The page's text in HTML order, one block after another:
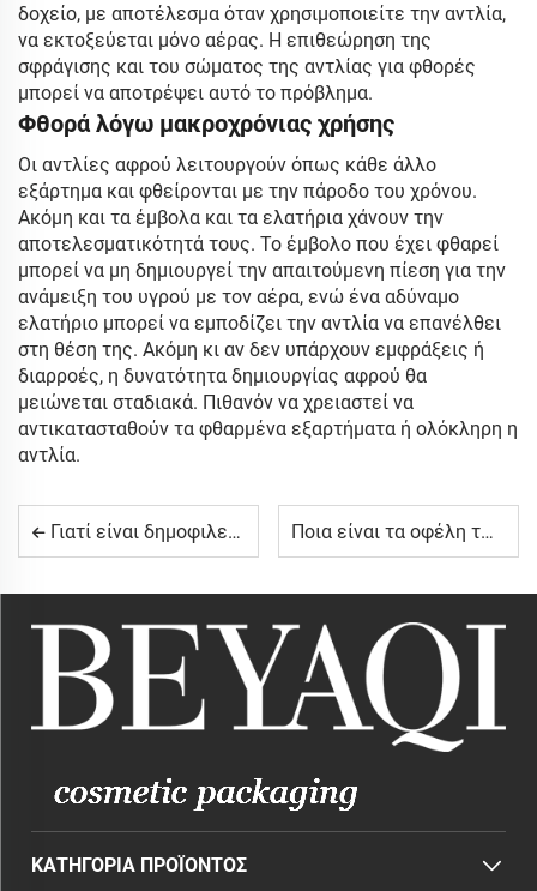
δοχείο, με αποτέλεσμα όταν χρησιμοποιείτε την αντλία,
να εκτοξεύεται μόνο αέρας. Η επιθεώρηση της
σφράγισης και του σώματος της αντλίας για φθορές
μπορεί να αποτρέψει αυτό το πρόβλημα.
Φθορά λόγω μακροχρόνιας χρήσης
Οι αντλίες αφρού λειτουργούν όπως κάθε άλλο
εξάρτημα και φθείρονται με την πάροδο του χρόνου.
Ακόμη και τα έμβολα και τα ελατήρια χάνουν την
αποτελεσματικότητά τους. Το έμβολο που έχει φθαρεί
μπορεί να μη δημιουργεί την απαιτούμενη πίεση για την
ανάμειξη του υγρού με τον αέρα, ενώ ένα αδύναμο
ελατήριο μπορεί να εμποδίζει την αντλία να επανέλθει
στη θέση της. Ακόμη κι αν δεν υπάρχουν εμφράξεις ή
διαρροές, η δυνατότητα δημιουργίας αφρού θα
μειώνεται σταδιακά. Πιθανόν να χρειαστεί να
αντικατασταθούν τα φθαρμένα εξαρτήματα ή ολόκληρη η
αντλία.
Γιατί είναι δημοφιλείς οι μικροί ψεκαστήρες σπονδυλωτού τύπου για δείγματα προϊόντων; Ποια είναι τα οφέλη των αλουμινένιων φιαλών για καλλυντικά ορό;
ΚΑΤΗΓΟΡΊΑ ΠΡΟΪΌΝΤΟΣ